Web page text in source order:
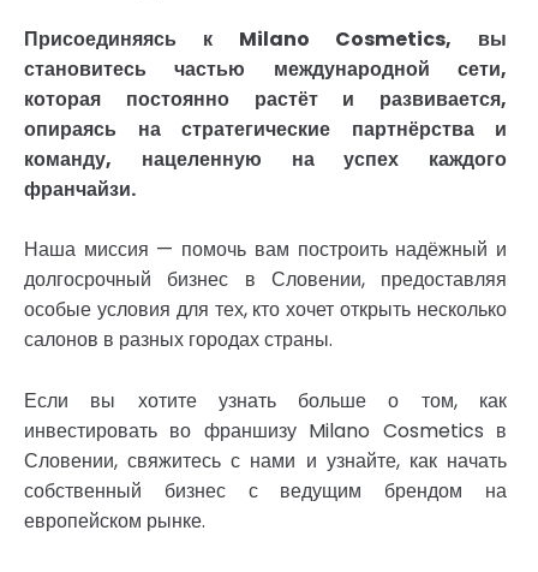
Присоединяясь к Milano Cosmetics, вы
становитесь частью международной сети,
которая постоянно растёт и развивается,
опираясь на стратегические партнёрства и
команду, нацеленную на успех каждого
франчайзи.
Наша миссия — помочь вам построить надёжный и
долгосрочный бизнес в Словении, предоставляя
особые условия для тех, кто хочет открыть несколько
салонов в разных городах страны.
Если вы хотите узнать больше о том, как
инвестировать во франшизу Milano Cosmetics в
Словении, свяжитесь с нами и узнайте, как начать
собственный бизнес с ведущим брендом на
европейском рынке.